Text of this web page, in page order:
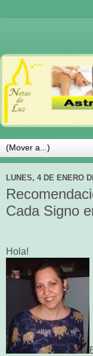
LUNES, 4 DE ENERO
Cada Signo
Hola!